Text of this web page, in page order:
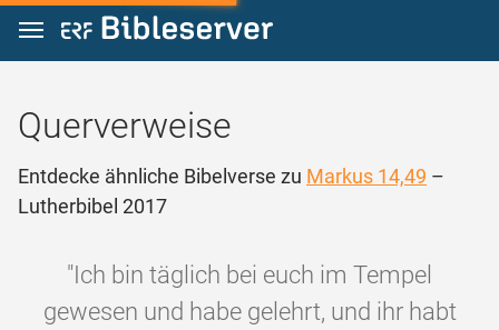
Zum Inhalt springen
Querverweise
Entdecke ähnliche Bibelverse zu Markus 14,49 –
Lutherbibel 2017
"Ich bin täglich bei euch im Tempel
gewesen und habe gelehrt, und ihr habt